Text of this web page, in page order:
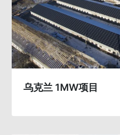
乌克兰 1MW项目